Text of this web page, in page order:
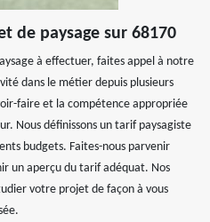
de paysage sur 68170
à effectuer, faites appel à notre
dans le métier depuis plusieurs
faire et la compétence appropriée
Nous définissons un tarif paysagiste
budgets. Faites-nous parvenir
un aperçu du tarif adéquat. Nos
votre projet de façon à vous